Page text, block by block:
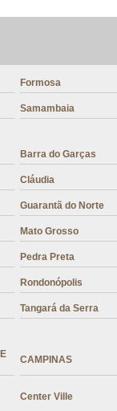
Formosa
Samambaia
Barra do Garças
Cláudia
Guarantã do Norte
Mato Grosso
Pedra Preta
Rondonópolis
Tangará da Serra
CAMPINAS
Center Ville